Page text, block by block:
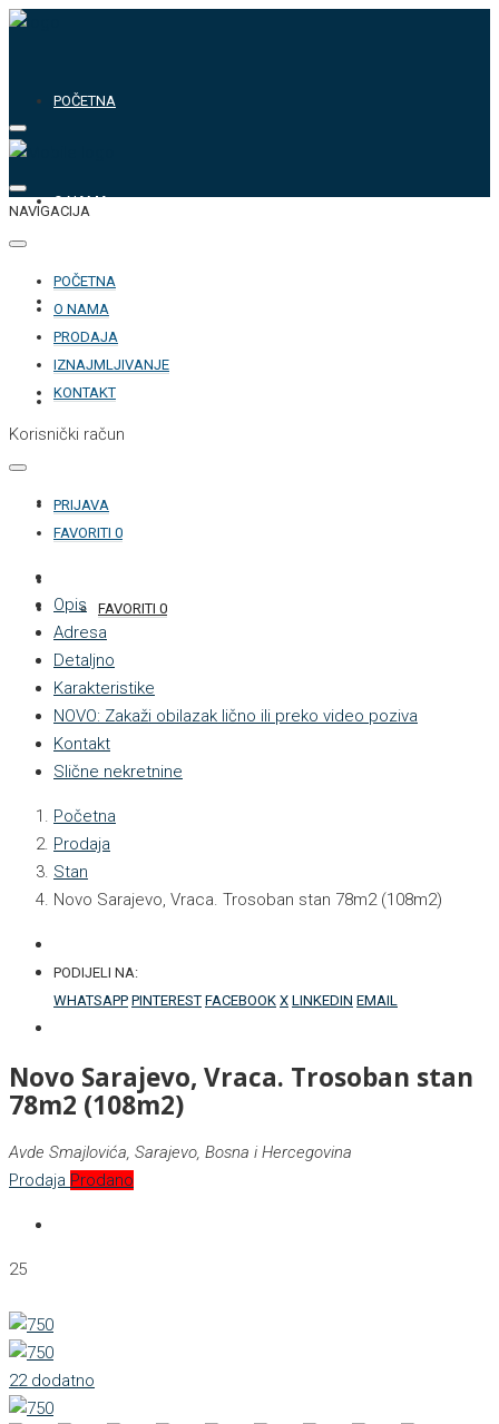
POČETNA
O NAMA
PRODAJA
IZNAJMLJIVANJE
KONTAKT
FAVORITI 0
NAVIGACIJA
POČETNA
O NAMA
PRODAJA
IZNAJMLJIVANJE
KONTAKT
Korisnički račun
PRIJAVA
FAVORITI 0
Opis
Adresa
Detaljno
Karakteristike
NOVO: Zakaži obilazak lično ili preko video poziva
Kontakt
Slične nekretnine
Početna
Prodaja
Stan
Novo Sarajevo, Vraca. Trosoban stan 78m2 (108m2)
PODIJELI NA:
WHATSAPP PINTEREST FACEBOOK X LINKEDIN EMAIL
Novo Sarajevo, Vraca. Trosoban stan
78m2 (108m2)
Avde Smajlovića, Sarajevo, Bosna i Hercegovina
Prodaja Prodano
25
22 dodatno